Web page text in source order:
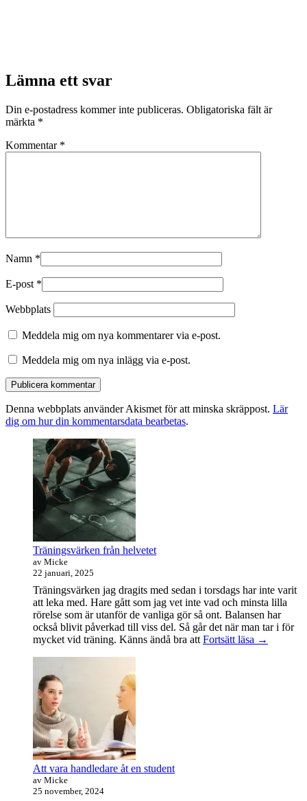
Lämna ett svar
Din e-postadress kommer inte publiceras. Obligatoriska fält är
märkta *
Kommentar *
Namn *
E-post *
Webbplats
Meddela mig om nya kommentarer via e-post.
Meddela mig om nya inlägg via e-post.
Denna webbplats använder Akismet för att minska skräppost. Lär
dig om hur din kommentarsdata bearbetas.
Primära
sidofältet
Widget
område
Träningsvärken från helvetet
av Micke
22 januari, 2025
Träningsvärken jag dragits med sedan i torsdags har inte varit
att leka med. Hare gått som jag vet inte vad och minsta lilla
rörelse som är utanför de vanliga gör så ont. Balansen har
också blivit påverkad till viss del. Så går det när man tar i för
mycket vid träning. Känns ändå bra att Fortsätt läsa →
Att vara handledare åt en student
av Micke
25 november, 2024